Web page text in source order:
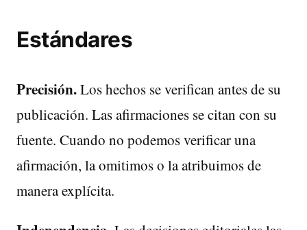
Estándares
Precisión.Los hechos se verifican antes de su
publicación. Las afirmaciones se citan con su
fuente. Cuando no podemos verificar una
afirmación, la omitimos o la atribuimos de
manera explícita.